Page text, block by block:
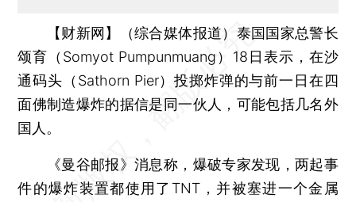
【财新网】（综合媒体报道） 泰国国家总警长
颂育（Somyot Pumpunmuang）18日表示，在沙
通码头（Sathorn Pier）投掷炸弹的与前一日在四
面佛制造爆炸的据信是同一伙人，可能包括几名外
国人。
《曼谷邮报》消息称，爆破专家发现，两起事
件的爆炸装置都使用了TNT，并被塞进一个金属